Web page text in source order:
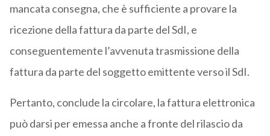
mancata consegna, che è sufficiente a provare la
ricezione della fattura da parte del SdI, e
conseguentemente l’avvenuta trasmissione della
fattura da parte del soggetto emittente verso il SdI.
Pertanto, conclude la circolare, la fattura elettronica
può darsi per emessa anche a fronte del rilascio da